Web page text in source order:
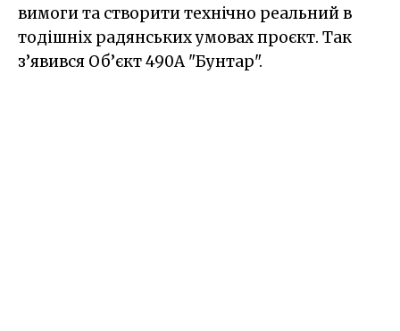
вимоги та створити технічно реальний в
тодішніх радянських умовах проєкт. Так
з’явився Об’єкт 490А "Бунтар".